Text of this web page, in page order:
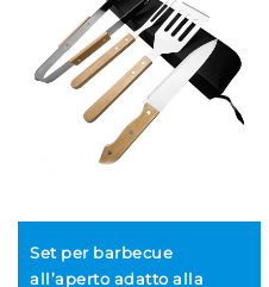
Set per barbecue
all’aperto adatto alla